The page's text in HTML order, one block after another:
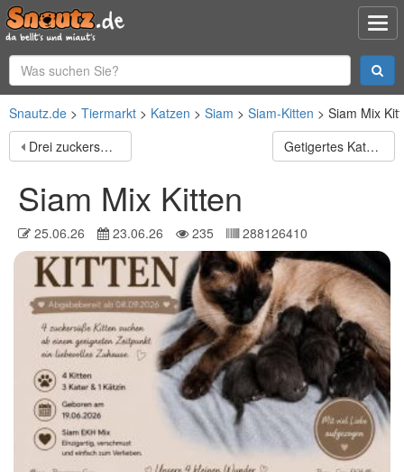
Snautz.de Tiermarkt Katzen Siam Siam-Kitten
Siam Mix
Drei zuckersüße BKH-Kitten (Jungs) suchen ein liebevolles Zuhause!
Getigertes Katerchen BKH-Mix
Siam Mix Kitten
25.06.26 23.06.26 235 288126410